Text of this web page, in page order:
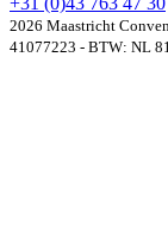
2026 Maastricht
41077223 - BTW: NL